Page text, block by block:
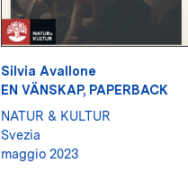
Silvia Avallone
EN VÄNSKAP, PAPERBACK
NATUR & KULTUR
Svezia
maggio 2023